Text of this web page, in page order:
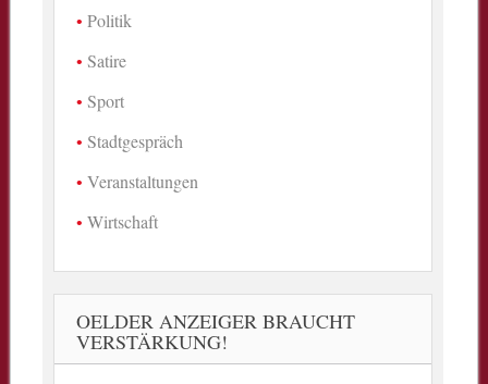
Politik
Satire
Sport
Stadtgespräch
Veranstaltungen
Wirtschaft
OELDER ANZEIGER BRAUCHT
VERSTÄRKUNG!